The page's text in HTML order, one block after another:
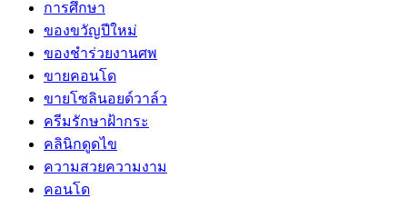
การศึกษา
ของขวัญปีใหม่
ของชำร่วยงานศพ
ขายคอนโด
ขายโซลินอยด์วาล์ว
ครีมรักษาฝ้ากระ
คลินิกดูดไข
ความสวยความงาม
คอนโด